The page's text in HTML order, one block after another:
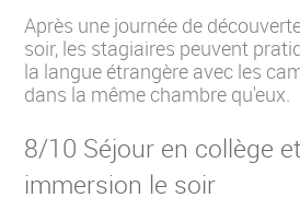
Après une journée de
soir, les stagiaires peuvent
la langue étrangère avec les
dans la même chambre qu'eux.
8/10 Séjour en collège
immersion le soir